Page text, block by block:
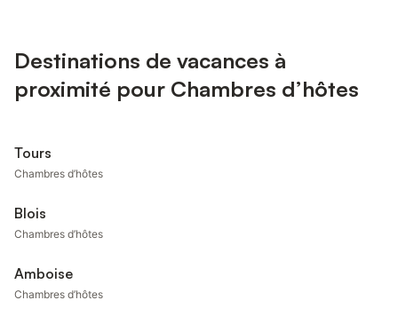
Destinations de vacances à
proximité pour Chambres d’hôtes
Tours
Chambres d’hôtes
Blois
Chambres d’hôtes
Amboise
Chambres d’hôtes